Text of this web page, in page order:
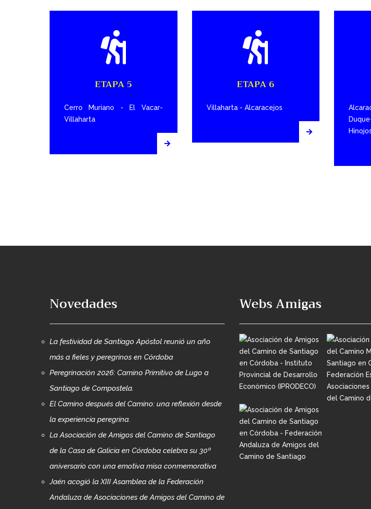
ETAPA 5
Cerro Muriano - El Vacar-
Villaharta
ETAPA 6
Villaharta - Alcaracejos
Novedades
La festividad de Santiago Apóstol reunió un año
más a fieles y peregrinos en Córdoba
Peregrinación 2026: Camino Primitivo de Lugo a
Santiago de Compostela.
El Camino después del Camino: una reflexión desde
la experiencia peregrina.
La Asociación de Amigos del Camino de Santiago
de la Casa de Galicia en Córdoba celebra su 30º
aniversario con una emotiva misa conmemorativa
Jaén acogió la XIII Asamblea de la Federación
Andaluza de Asociaciones de Amigos del Camino de
Webs Amigas